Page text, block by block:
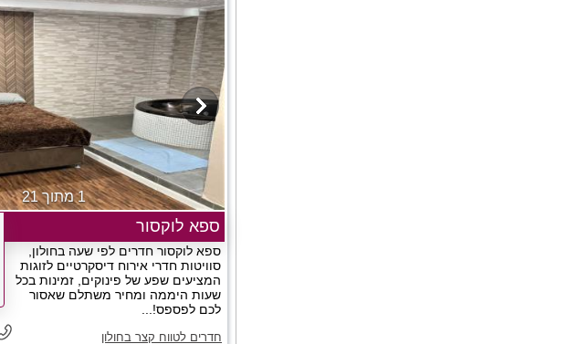
1 מתוך 21
ספא לוקסור
ספא לוקסור חדרים לפי שעה בחולון,
סוויטות חדרי אירוח דיסקרטיים לזוגות
המציעים שפע של פינוקים, זמינות בכל
שעות היממה ומחיר משתלם שאסור
לכם לפספס!...
חדרים לטווח קצר בחולון